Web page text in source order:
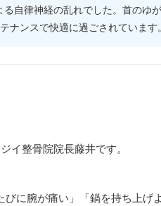
る自律神経の乱れでした。首のゆ
ナンスで快適に過ごされていま
イ整骨院院長藤井です。
びに腕が痛い」「鍋を持ち上げ